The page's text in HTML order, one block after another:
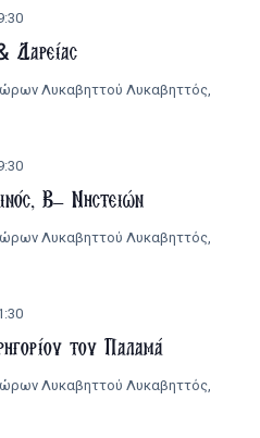
Δαρείας
Λυκαβηττού Λυκαβηττός,
Β’ Νηστειών
Λυκαβηττού Λυκαβηττός,
του Παλαμά
Λυκαβηττού Λυκαβηττός,